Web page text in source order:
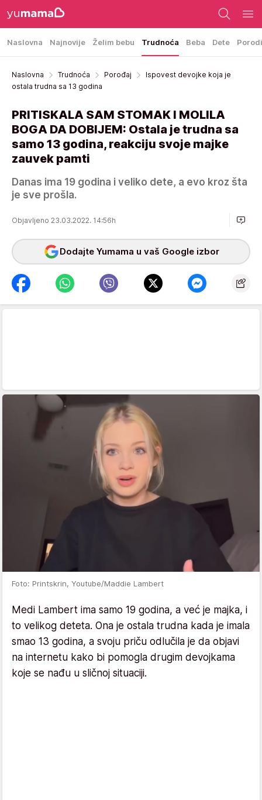
Naslovna Najnovije Želim bebu Trudnoća Beba Dete
Naslovna Trudnoća Porođaj
Ispovest devojke koja je
ostala trudna sa 13 godina
PRITISKALA SAM STOMAK I MOLILA
BOGA DA DOBIJEM: Ostala je trudna sa
samo 13 godina, reakciju svoje majke
zauvek pamti
Danas ima 19 godina i veliko dete, a evo kroz šta
je sve prošla.
Objavljeno 23.03.2022. 14:56h
Dodajte Yumama u vaš Google izbor
Foto: Printskrin, Youtube/Maddie Lambert
Medi Lambert ima samo 19 godina, a već je majka, i
to velikog deteta. Ona je ostala trudna kada je imala
smao 13 godina, a svoju priču odlučila je da objavi
na internetu kako bi pomogla drugim devojkama
koje se nađu u sličnoj situaciji.